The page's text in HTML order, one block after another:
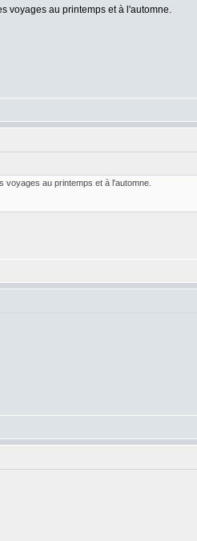
voyages au printemps et à l'automne.
voyages au printemps et à l'automne.